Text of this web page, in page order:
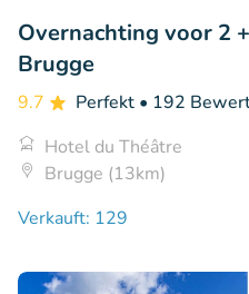
Overnachting voor 2
Brugge
9.7 Perfekt • 192
Hotel du Théâtre
Brugge (13km)
Verkauft: 129